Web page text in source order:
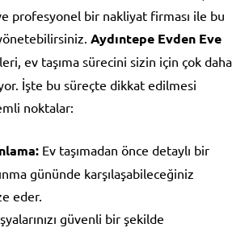
profesyonel bir nakliyat firması ile bu
Aydıntepe Evden Eve
ev taşıma sürecini sizin için çok daha
İşte bu süreçte dikkat edilmesi
noktalar:
Ev taşımadan önce detaylı bir
gününde karşılaşabileceğiniz
eder.
güvenli bir şekilde